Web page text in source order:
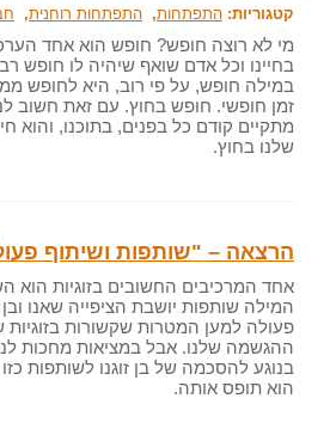
קטגוריות: התפתחות, התפתחות רוחנית,
מי לא רוצה חופש? חופש הוא אחד
בחיינו וכל אדם שואף שיהיה לו חופש
במילה חופש, על פי רוב, היא לחופש
זמן חופשי. חופש בחוץ. עם זאת חשוב
מתקיים קודם כל בפנים, בתוכנו, והוא
שלנו בחוץ.
הרצאה – "שותפות ושיתוף
אחד המרכיבים החשובים בזוגיות הוא
המילה שותפות יושבת הציפייה שאנו ובן
פעולה למען המטרות שקשורות
ההגשמה שלנו. אבל במציאות מחכות
בנוגע להסכמה של בן זוגנו לשותפות
הוא תופס אותה.